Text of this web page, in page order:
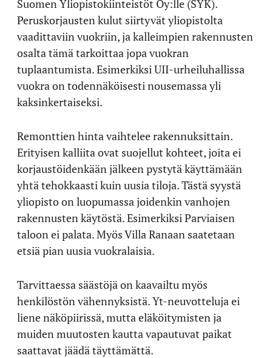
Suomen Yliopistokiinteistöt Oy:lle (SYK).
Peruskorjausten kulut siirtyvät yliopistolta
vaadittaviin vuokriin, ja kalleimpien rakennusten
osalta tämä tarkoittaa jopa vuokran
tuplaantumista. Esimerkiksi UII-urheiluhallissa
vuokra on todennäköisesti nousemassa yli
kaksinkertaiseksi.
Remonttien hinta vaihtelee rakennuksittain.
Erityisen kalliita ovat suojellut kohteet, joita ei
korjaustöidenkään jälkeen pystytä käyttämään
yhtä tehokkaasti kuin uusia tiloja. Tästä syystä
yliopisto on luopumassa joidenkin vanhojen
rakennusten käytöstä. Esimerkiksi Parviaisen
taloon ei palata. Myös Villa Ranaan saatetaan
etsiä pian uusia vuokralaisia.
Tarvittaessa säästöjä on kaavailtu myös
henkilöstön vähennyksistä. Yt-neuvotteluja ei
liene näköpiirissä, mutta eläköitymisten ja
muiden muutosten kautta vapautuvat paikat
saattavat jäädä täyttämättä.